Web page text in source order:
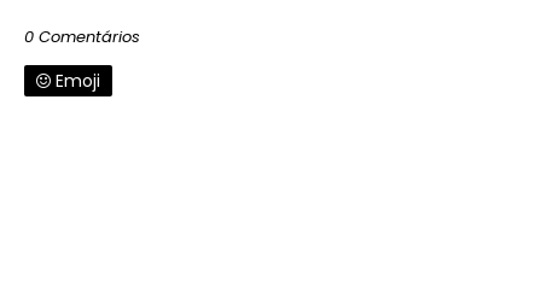
0 Comentários
Emoji